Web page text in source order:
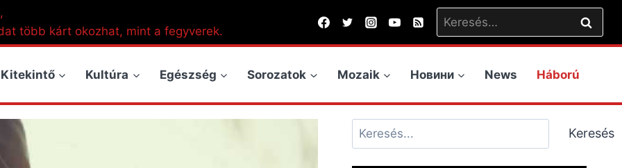
több kárt okozhat, mint a fegyverek.
Keresés:
Kitekintő Kultúra Egészség Sorozatok Mozaik Новини News Háború
Keresés Keresés